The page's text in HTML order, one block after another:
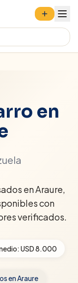
en
en Araure,
con
verificados.
USD 8.000
en Araure